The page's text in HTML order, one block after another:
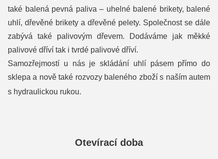
také balená pevná paliva – uhelné balené brikety, balené
uhlí, dřevěné brikety a dřevěné pelety. Společnost se dále
zabývá také palivovým dřevem. Dodáváme jak měkké
palivové dříví tak i tvrdé palivové dříví.
Samozřejmostí u nás je skládání uhlí pásem přímo do
sklepa a nově také rozvozy baleného zboží s naším autem
s hydraulickou rukou.
Otevírací doba